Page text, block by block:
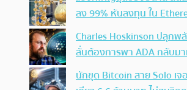
ลง 99% หันลงทุน ใน
Charles Hoskinson ปลุกพ
ลั่นต้องการพา ADA กลับม
นักขุด Bitcoin สาย Solo เ